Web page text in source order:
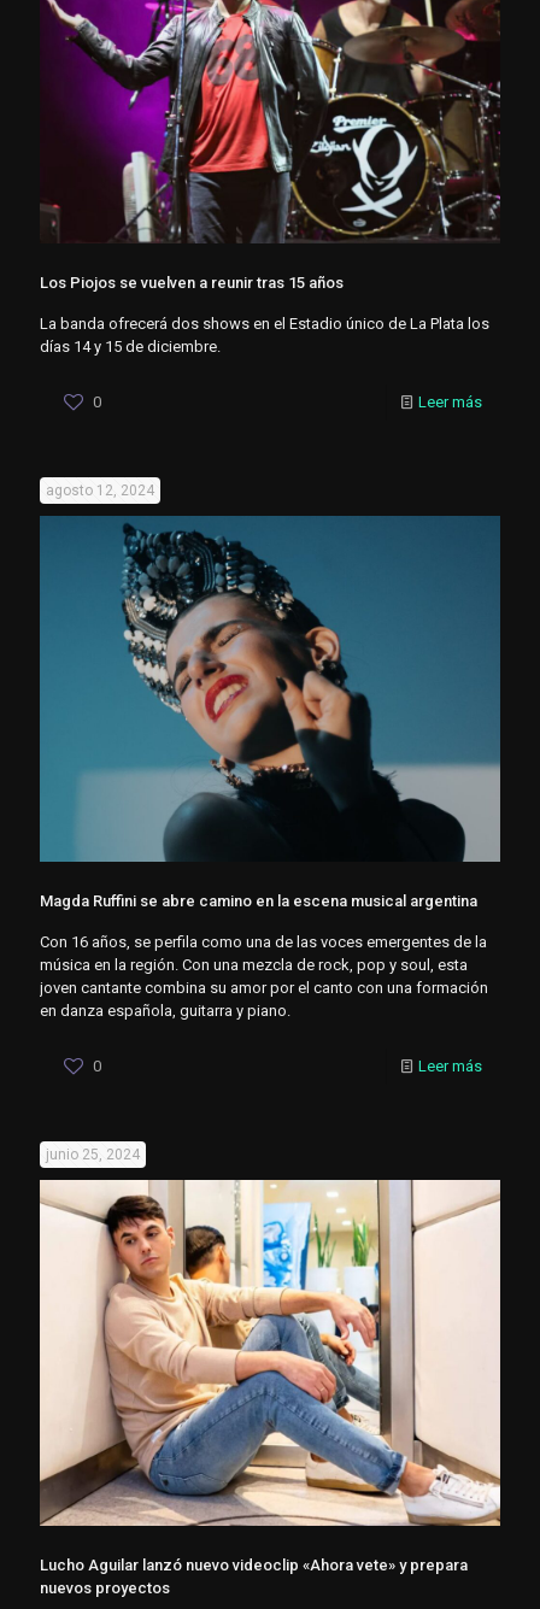
Los Piojos se vuelven a reunir tras 15 años
La banda ofrecerá dos shows en el Estadio único de La Plata los
días 14 y 15 de diciembre.
0 Leer más
agosto 12, 2024
Magda Ruffini se abre camino en la escena musical argentina
Con 16 años, se perfila como una de las voces emergentes de la
música en la región. Con una mezcla de rock, pop y soul, esta
joven cantante combina su amor por el canto con una formación
en danza española, guitarra y piano.
0 Leer más
junio 25, 2024
Lucho Aguilar lanzó nuevo videoclip «Ahora vete» y prepara
nuevos proyectos